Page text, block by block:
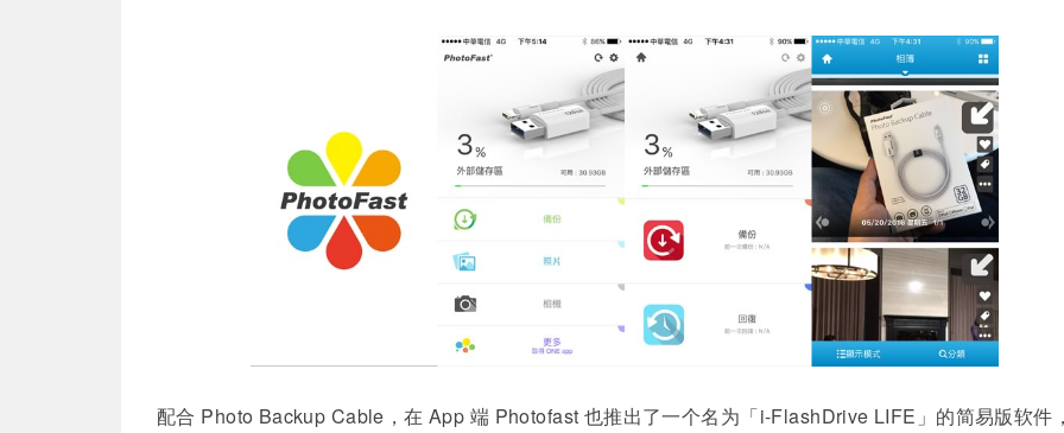
配合 Photo Backup Cable，在 App 端 Photofast 也推出了一个名为「i-FlashDrive LIFE」的简易版软件